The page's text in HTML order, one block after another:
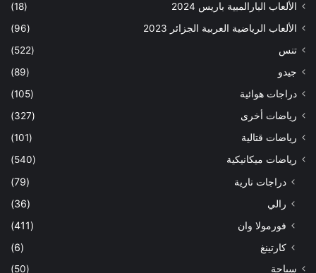
الألعاب البارالمبية باريس 2024
(18)
الألعاب الرياضية العربية الجزائر 2023
(96)
تنس
(522)
جيدو
(89)
دراجات هوائية
(105)
رياضات أخرى
(327)
رياضات قتالية
(101)
رياضات ميكانيكية
(540)
دراجات نارية
(79)
رالي
(36)
فورمولا وان
(411)
كارتينغ
(6)
سباحة
(50)